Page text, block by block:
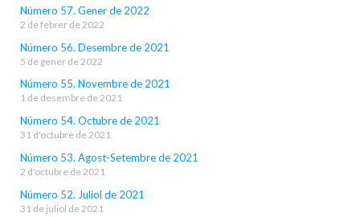
Número 57. Gener de 2022
2 de febrer de 2022
Número 56. Desembre de 2021
5 de gener de 2022
Número 55. Novembre de 2021
1 de desembre de 2021
Número 54. Octubre de 2021
31 d'octubre de 2021
Número 53. Agost-Setembre de 2021
2 d'octubre de 2021
Número 52. Juliol de 2021
31 de juliol de 2021